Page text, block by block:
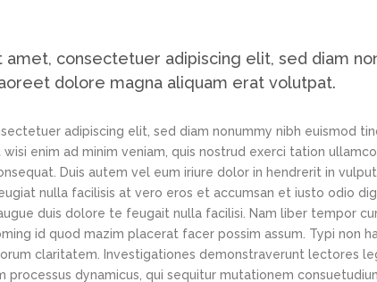
consectetuer adipiscing elit, sed diam
dolore magna aliquam erat volutpat.
adipiscing elit, sed diam nonummy nibh euismod
enim ad minim veniam, quis nostrud exerci tation
Duis autem vel eum iriure dolor in hendrerit in
nulla facilisis at vero eros et accumsan et iusto odio
duis dolore te feugait nulla facilisi. Nam liber tempor
id quod mazim placerat facer possim assum. Typi non
claritatem. Investigationes demonstraverunt lectores
processus dynamicus, qui sequitur mutationem